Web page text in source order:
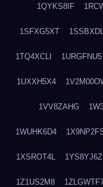
1QYKS8IF
1SFXG5XT
1TQ4XCLI 1URGFNU5
1UXXH5X4
1VV8ZAHG
1WUHK6D4
1XSROT4L 1YS8YJ6Z
1Z1US2M8